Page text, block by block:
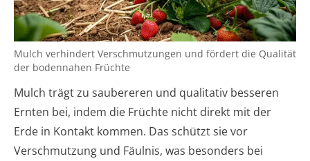
Mulch verhindert Verschmutzungen und fördert die Qualität
der bodennahen Früchte
Mulch trägt zu saubereren und qualitativ besseren
Ernten bei, indem die Früchte nicht direkt mit der
Erde in Kontakt kommen. Das schützt sie vor
Verschmutzung und Fäulnis, was besonders bei